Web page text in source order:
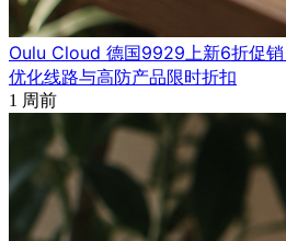
Oulu Cloud 德国9929上新6折促
优化线路与高防产品限时折扣
1 周前